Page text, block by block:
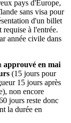
pays d'Europe,
sans visa pour
d'un billet
requise à l'entrée.
année civile dans
approuvé en mai
(15 jours pour
15 jours après
non encore
jours reste donc
la durée en